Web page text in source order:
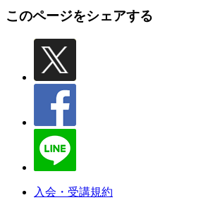
このページをシェアする
入会・受講規約